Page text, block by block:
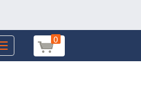
0
Toggle
navigation